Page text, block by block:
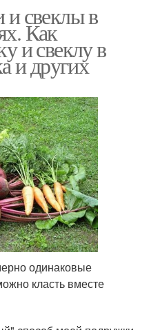
свеклы в
Как
и свеклу в
и других
одинаковые
класть вместе